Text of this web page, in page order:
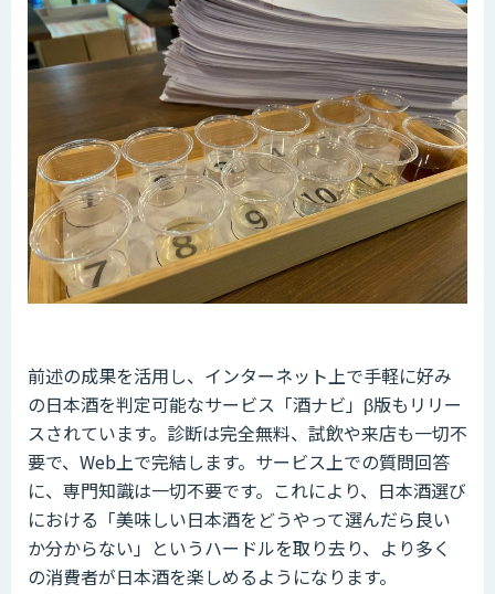
前述の成果を活用し、インターネット上で手軽に好み
の日本酒を判定可能なサービス「酒ナビ」β版もリリー
スされています。診断は完全無料、試飲や来店も一切不
要で、Web上で完結します。サービス上での質問回答
に、専門知識は一切不要です。これにより、日本酒選び
における「美味しい日本酒をどうやって選んだら良い
か分からない」というハードルを取り去り、より多く
の消費者が日本酒を楽しめるようになります。